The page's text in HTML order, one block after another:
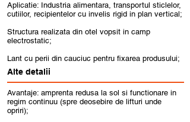
Aplicatie: Industria alimentara, transportul sticlelor,
cutiilor, recipientelor cu invelis rigid in plan vertical;
Structura realizata din otel vopsit in camp
electrostatic;
Lant cu perii din cauciuc pentru fixarea produsului;
Alte detalii
Avantaje: amprenta redusa la sol si functionare in
regim continuu (spre deosebire de lifturi unde
opriri);